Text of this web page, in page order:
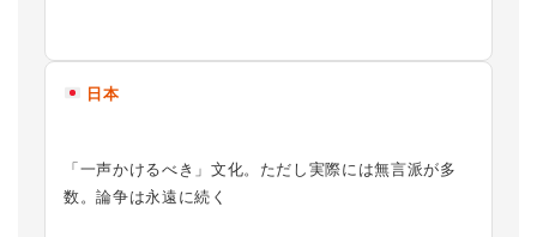
日本
「一声かけるべき」文化。ただし実際には無言派が多
数。論争は永遠に続く